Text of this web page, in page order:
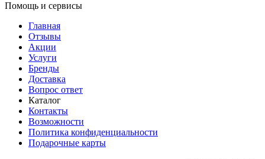
Помощь и сервисы
Главная
Отзывы
Акции
Услуги
Бренды
Доставка
Вопрос ответ
Каталог
Контакты
Возможности
Политика конфиденциальности
Подарочные карты